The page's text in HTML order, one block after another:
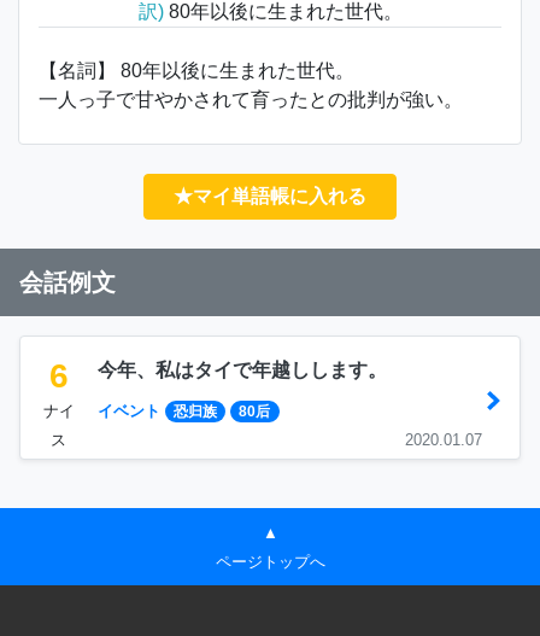
訳)80年以後に生まれた世代。
【名詞】 80年以後に生まれた世代。
一人っ子で甘やかされて育ったとの批判が強い。
★マイ単語帳に入れる
会話例文
6
ナイ
ス
今年、私はタイで年越しします。
イベント 恐归族 80后
2020.01.07
▲
ページトップへ